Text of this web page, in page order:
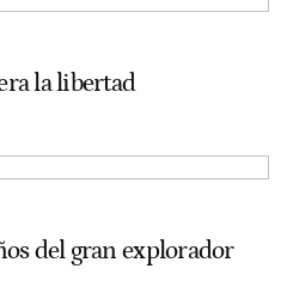
la libertad
del gran explorador